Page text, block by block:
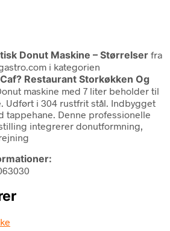
Donut Maskine – Størrelser fra
i kategorien
Restaurant Storkøkken Og
maskine med 7 liter beholder til
Udført i 304 rustfrit stål. Indbygget
tappehane. Denne professionelle
integrerer donutformning,